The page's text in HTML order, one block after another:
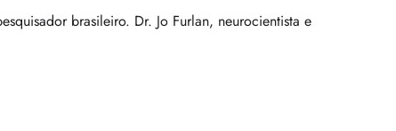
brasileiro. Dr. Jo Furlan, neurocientista e